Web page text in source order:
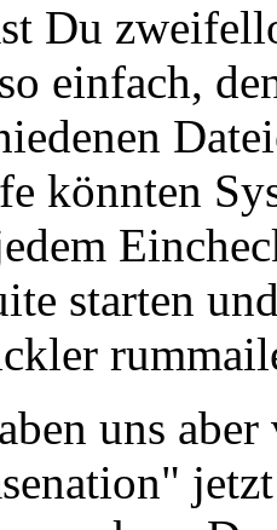
Du
einfach,
könnten
starten
uns